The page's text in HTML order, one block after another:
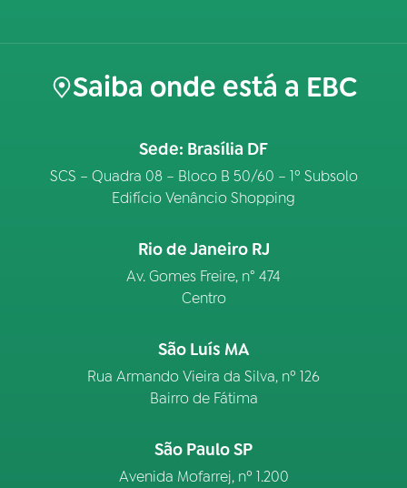
Saiba onde está a EBC
Sede: Brasília DF
SCS – Quadra 08 – Bloco B 50/60 – 1º Subsolo
Edifício Venâncio Shopping
Rio de Janeiro RJ
Av. Gomes Freire, n° 474
Centro
São Luís MA
Rua Armando Vieira da Silva, nº 126
Bairro de Fátima
São Paulo SP
Avenida Mofarrej, nº 1.200